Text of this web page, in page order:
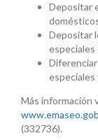
Depositar
Depositar
especiales
especiales
Más información
(332736).